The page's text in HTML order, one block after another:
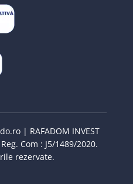
| RAFADOM INVEST
Com : J5/1489/2020.
rezervate.